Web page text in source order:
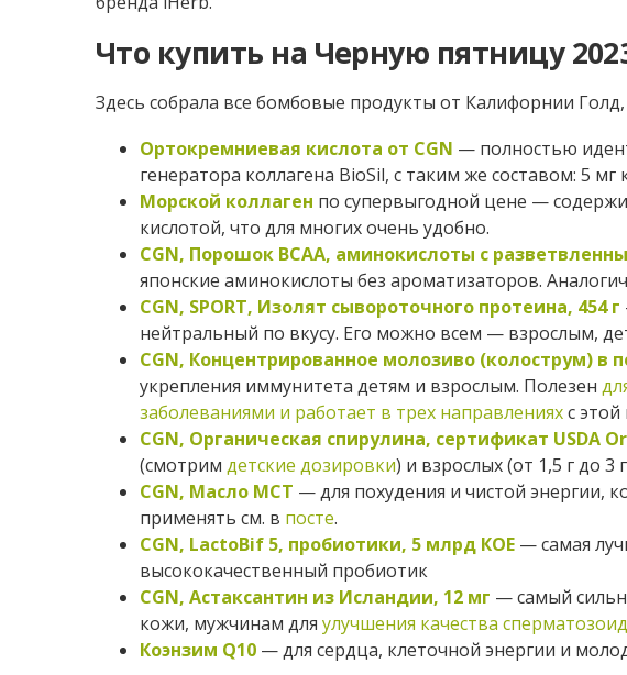
Что купить на Черную пятницу
Здесь собрала все бомбовые продукты от Калифорнии
Ортокремниевая кислота от CGN — полностью
генератора коллагена BioSil, с таким же составом: 5 мг
Морской коллаген по супервыгодной цене —
кислотой, что для многих очень удобно.
CGN, Порошок BCAA, аминокислоты с
японские аминокислоты без ароматизаторов.
CGN, SPORT, Изолят сывороточного протеина, 454 г
нейтральный по вкусу. Его можно всем — взрослым,
CGN, Концентрированное молозиво (колострум) в
укрепления иммунитета детям и взрослым. Полезен
заболеваниями и работает в трех направленияхс
CGN, Органическая спирулина, сертификат USDA
(смотрим детские дозировки) и взрослых (от 1,5 г до 3
CGN, Масло МСТ — для похудения и чистой энергии,
применять см. в посте.
CGN, LactoBif 5, пробиотики, 5 млрд КОЕ — самая
высококачественный пробиотик
CGN, Астаксантин из Исландии, 12 мг — самый
кожи, мужчинам для улучшения качества
Коэнзим Q10 — для сердца, клеточной энергии и